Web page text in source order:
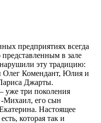
предприятиях всегда
в зале
эту традицию:
Комендант, Юлия и
Джарты.
уже три поколения
-Михаил, его сын
Настоящее
которая так и